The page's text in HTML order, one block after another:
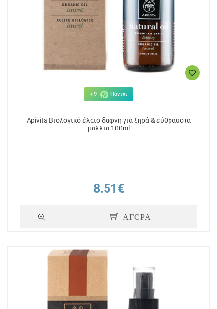
+ 9 Πόντοι
Apivita Βιολογικό έλαιο δάφνη για ξηρά & εύθραυστα
μαλλιά 100ml
8.51€
ΑΓΟΡΑ